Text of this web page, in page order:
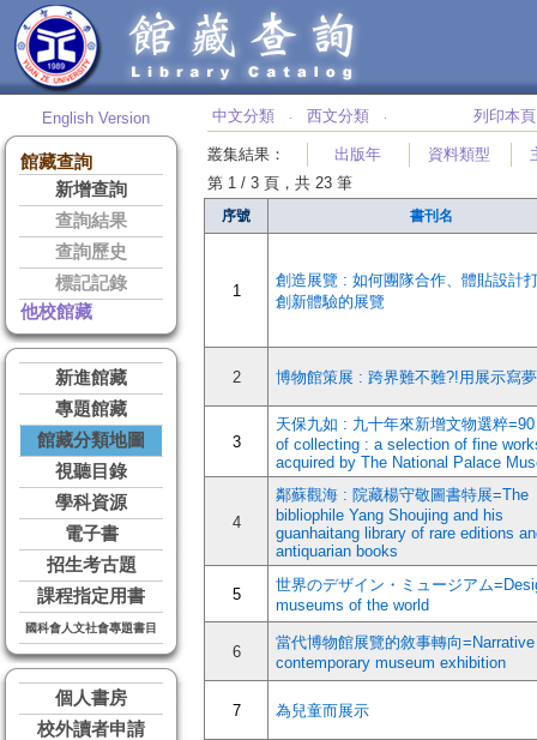
English Version
館藏查詢
新增查詢
查詢結果
查詢歷史
標記記錄
他校館藏
新進館藏
專題館藏
館藏分類地圖
視聽目錄
學科資源
電子書
招生考古題
課程指定用書
國科會人文社會專題書目
個人書房
校外讀者申請
中文分類 ‧ 西文分類 ‧ 列印本頁
叢集結果 ： 出版年 資料類型
第 1 / 3 頁，共 23 筆
序號 書刊名
1
創造展覽 : 如何團隊合作、體貼設計
創新體驗的展覽
2 博物館策展 : 跨界難不難?!用展示寫
3
天保九如 : 九十年來新增文物選粹
of collecting : a selection of fine
acquired by The National Palace
4
鄰蘇觀海 : 院藏楊守敬圖書特展=The
bibliophile Yang Shoujing and his
guanhaitang library of rare editions
antiquarian books
5
世界のデザイン・ミュージアム
museums of the world
6
當代博物館展覽的敘事轉向
contemporary museum exhibition
7 為兒童而展示